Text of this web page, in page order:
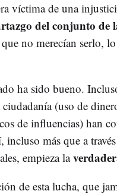
víctima de una
del conjunto de
no merecían serlo,
ha sido bueno.
(uso de
de influencias) han
incluso más que a
empieza la
de esta lucha, que